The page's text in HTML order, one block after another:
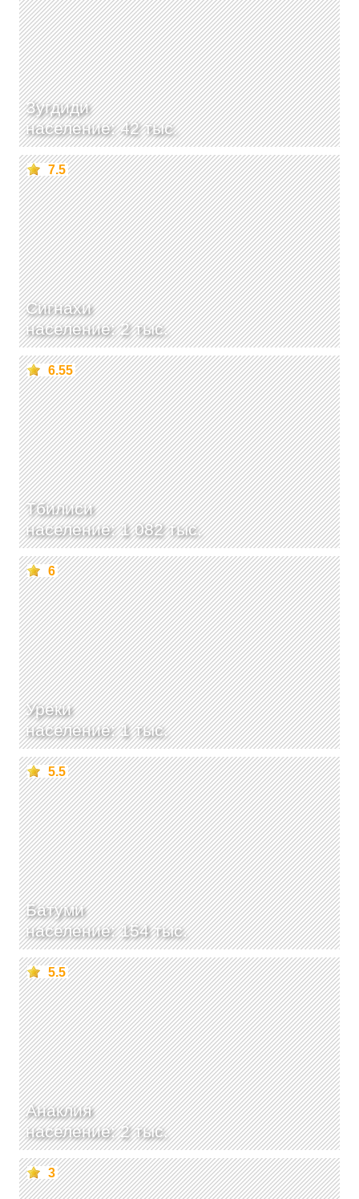
Зугдиди
население: 42 тыс.
Сигнахи
население: 2 тыс.
7.5
Тбилиси
население: 1 082 тыс.
6.55
Уреки
население: 1 тыс.
6
Батуми
население: 154 тыс.
5.5
Анаклия
население: 2 тыс.
5.5
3